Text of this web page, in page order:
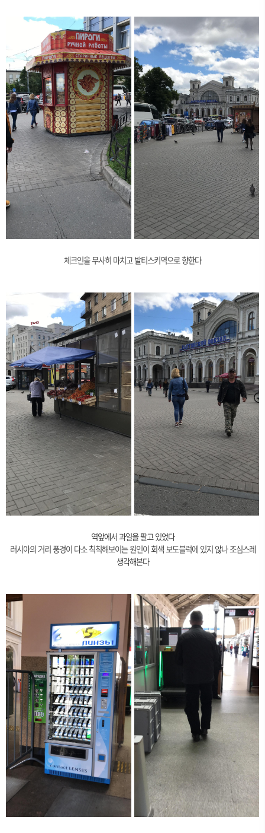
체크인을 무사히 마치고 발티스키역으로 향한다
역앞에서 과일을 팔고 있었다
러시아의 거리 풍경이 다소 칙칙해보이는 원인이 회색 보도블럭에 있지 않나 조심스레
생각해본다